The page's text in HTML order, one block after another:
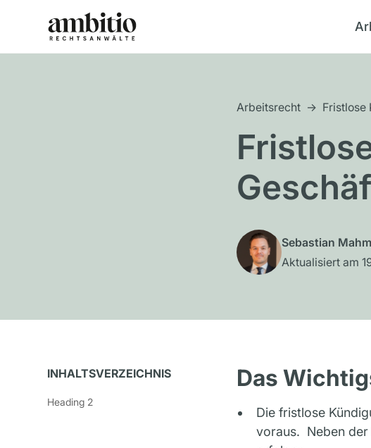
Arbeitsrecht → Fristlose
Sebastian
Aktualisiert am
INHALTSVERZEICHNIS
Heading 2
Das
Die fristlose
voraus. Neben der